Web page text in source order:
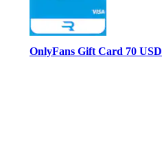
OnlyFans Gift Card 70 USD